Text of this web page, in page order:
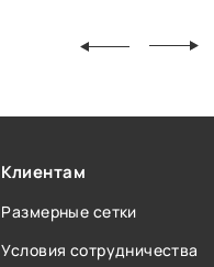
Клиентам
Размерные сетки
Условия сотрудничества